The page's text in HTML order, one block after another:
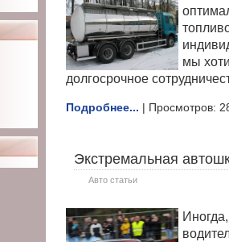
мы
долгосрочное
Подробнее... | Просмотров:
Экстремальная
Авто статьи